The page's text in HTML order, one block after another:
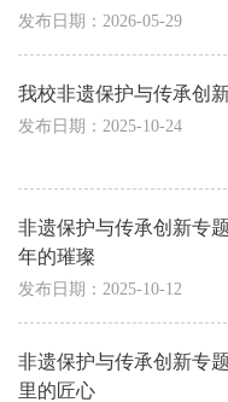
发布日期：2026-05-29
我校非遗保护与传承创
发布日期：2025-10-24
非遗保护与传承创新专
年的璀璨
发布日期：2025-10-12
非遗保护与传承创新专
里的匠心